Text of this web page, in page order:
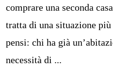
comprare una seconda
tratta di una situazione
pensi: chi ha già
necessità di ...